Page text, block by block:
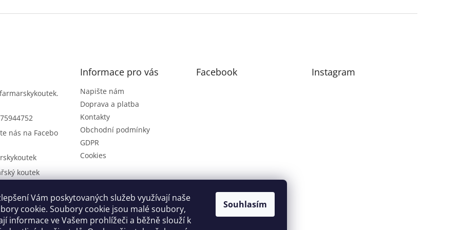
Vám poskytovaných služeb využívají naše
cookie. Soubory cookie jsou malé soubory,
informace ve Vašem prohlížeči a běžně slouží k
Souhlasím
farmarskykoutek.
nás na Facebo
koutek
koutek na Y
Informace pro vás
Napište nám
Doprava a platba
Kontakty
Obchodní podmínky
GDPR
Cookies
Facebook Instagram